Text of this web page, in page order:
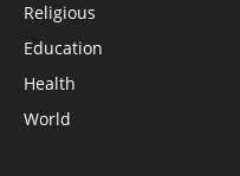
Religious
Education
Health
World